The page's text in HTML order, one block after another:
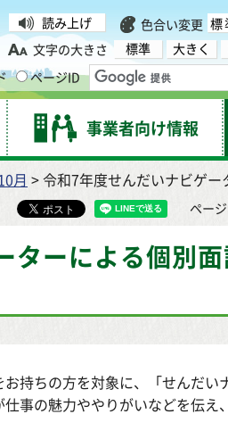
読み上げ 色合い変更 標
文字の大きさ
標準 大きく
ページID
事業者向け情報
月 > 令和7年度せんだいナビゲ
ペー
ターによる個別
持ちの方を対象に、「せんだい
事の魅力ややりがいなどを伝え